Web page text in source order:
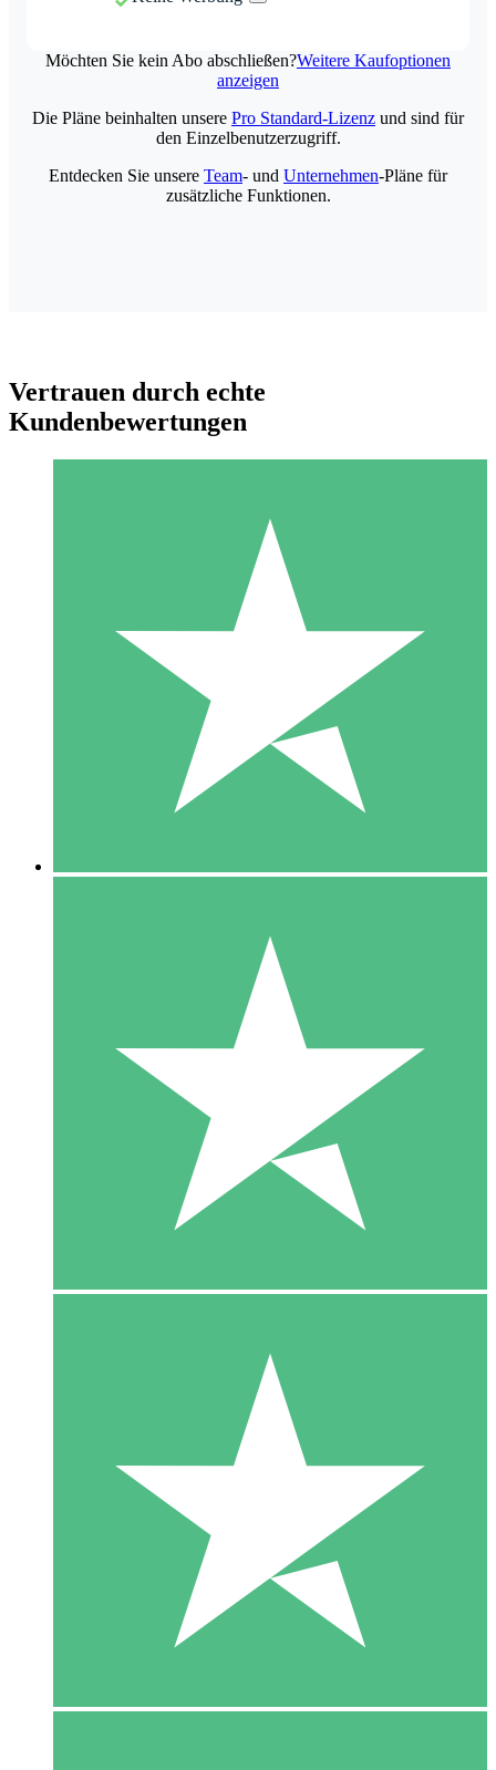
Möchten Sie kein Abo abschließen?Weitere Kaufoptionen
anzeigen
Individuelle Credit-Pakete
Zahlen Sie nach Bedarf mit Download-Credits. Keine
monatliche Verpflichtung erforderlich.
10 00
10 Downloads
20 00
Die Pläne beinhalten unsere Pro Standard-Lizenz und sind für
den Einzelbenutzerzugriff.
Entdecken Sie unsere Team- und Unternehmen-Pläne für
zusätzliche Funktionen.
Vertrauen durch echte
Kundenbewertungen